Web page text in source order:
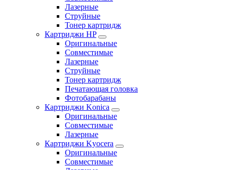
Лазерные
Струйные
Тонер картридж
Картриджи HP
Оригинальные
Совместимые
Лазерные
Струйные
Тонер картридж
Печатающая головка
Фотобарабаны
Картриджи Konica
Оригинальные
Совместимые
Лазерные
Картриджи Kyocera
Оригинальные
Совместимые